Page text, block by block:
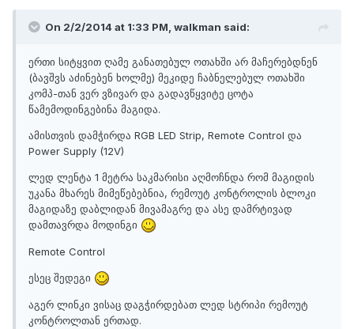
On 2/2/2014 at 1:33 PM, walkman said:
ერთი სიტყვით ღამე განათებულ ოთახში არ მაჩერებდნენ
(ბავშვს აძინებენ ხოლმე) მეკიდე ჩაბნელებულ ოთახში
კომპ-თან ვერ ვზივარ და გადავწყვიტე ცოტა
წამემოდინგებინა მაგიდა.
ამისთვის დამჭირდა RGB LED Strip, Remote Control და
Power Supply (12V)
ლედ ლენტა 1 მეტრა საკმარისი აღმოჩნდა რომ მაგიდის
უკანა მხარეს მიმეწებებნია, რემოუტ კონტროლის ბლოკი
მაგიდაზე დაბლიდან მივამაგრე და ასე დამრტივად
დამთავრდა მოდინგი
Remote Control
ესეც შედეგი
აგერ ლინკი ვისაც დაგჭირდებათ ლედ სტრიპი რემოუტ
კონტროლთან ერთად.